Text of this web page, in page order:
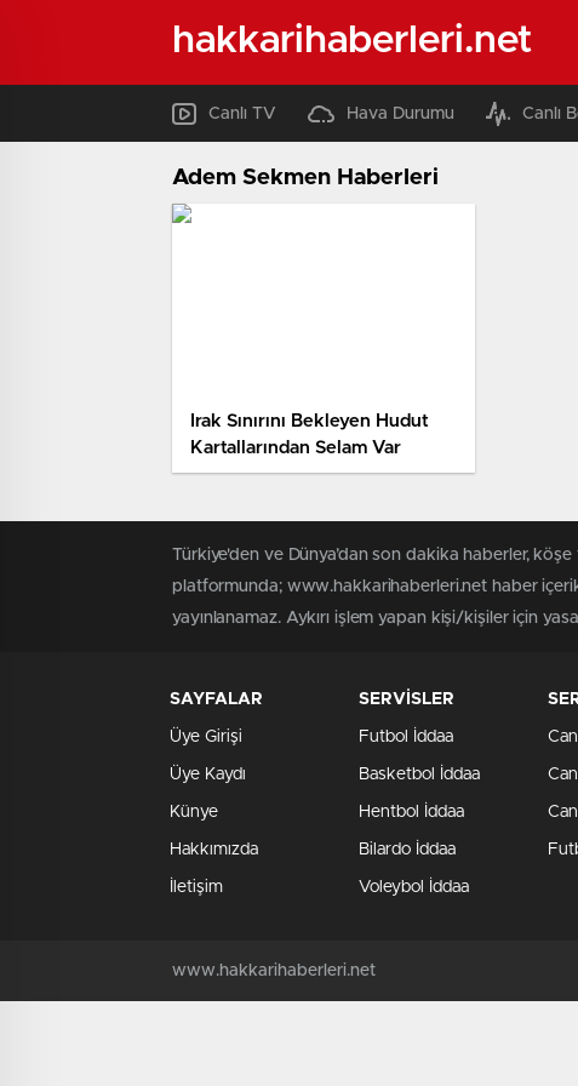
hakkarihaberleri.net
Canlı TV Hava Durumu Canlı
Adem Sekmen Haberleri
Irak Sınırını Bekleyen Hudut
Kartallarından Selam Var
Türkiye'den ve Dünya’dan son dakika haberler,
platformunda; www.hakkarihaberleri.net haber
yayınlanamaz. Aykırı işlem yapan kişi/kişiler için
SAYFALAR
Üye Girişi
Üye Kaydı
Künye
Hakkımızda
İletişim
SERVİSLER
Futbol İddaa
Basketbol İddaa
Hentbol İddaa
Bilardo İddaa
Voleybol İddaa
www.hakkarihaberleri.net